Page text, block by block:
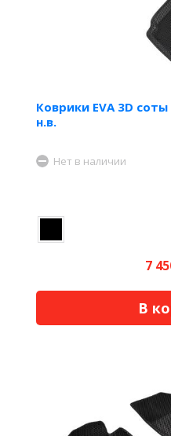
Коврики EVA 3D
н.в.
Нет в наличии
7
В